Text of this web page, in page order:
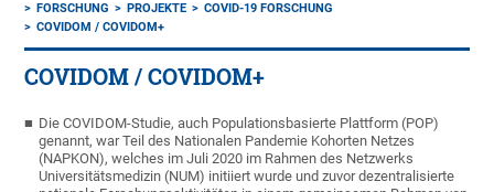
FORSCHUNG
PROJEKTE
COVID-19 FORSCHUNG
COVIDOM / COVIDOM+
COVIDOM / COVIDOM+
Die COVIDOM-Studie, auch Populationsbasierte Plattform (POP)
genannt, war Teil des Nationalen Pandemie Kohorten Netzes
(NAPKON), welches im Juli 2020 im Rahmen des Netzwerks
Universitätsmedizin (NUM) initiiert wurde und zuvor dezentralisierte